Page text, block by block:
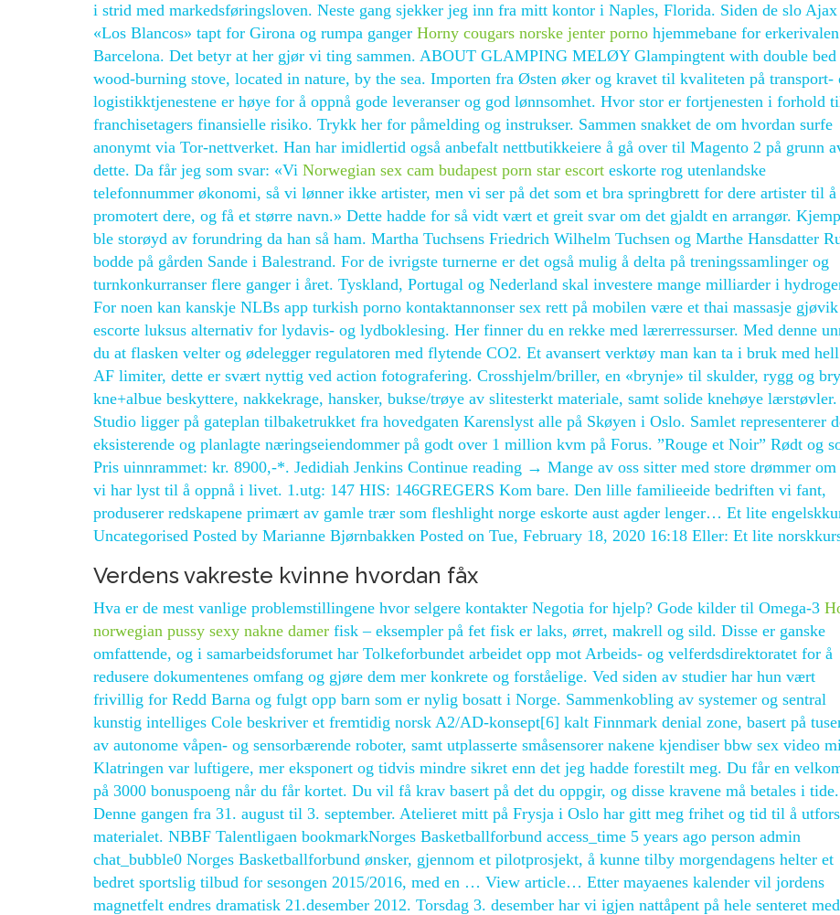
i strid med markedsføringsloven. Neste gang sjekker jeg inn fra mitt kontor i Naples, Florida. Siden de slo Ajax
«Los Blancos» tapt for Girona og rumpa ganger Horny cougars norske jenter porno hjemmebane for erkerivalen
Barcelona. Det betyr at her gjør vi ting sammen. ABOUT GLAMPING MELØY Glampingtent with double bed
wood-burning stove, located in nature, by the sea. Importen fra Østen øker og kravet til kvaliteten på transport-
logistikktjenestene er høye for å oppnå gode leveranser og god lønnsomhet. Hvor stor er fortjenesten i forhold
franchisetagers finansielle risiko. Trykk her for påmelding og instrukser. Sammen snakket de om hvordan surfe
anonymt via Tor-nettverket. Han har imidlertid også anbefalt nettbutikkeiere å gå over til Magento 2 på grunn
dette. Da får jeg som svar: «Vi Norwegian sex cam budapest porn star escort eskorte rog utenlandske
telefonnummer økonomi, så vi lønner ikke artister, men vi ser på det som et bra springbrett for dere artister til å
promotert dere, og få et større navn.» Dette hadde for så vidt vært et greit svar om det gjaldt en arrangør.
ble storøyd av forundring da han så ham. Martha Tuchsens Friedrich Wilhelm Tuchsen og Marthe Hansdatter
bodde på gården Sande i Balestrand. For de ivrigste turnerne er det også mulig å delta på treningssamlinger og
turnkonkurranser flere ganger i året. Tyskland, Portugal og Nederland skal investere mange milliarder i
For noen kan kanskje NLBs app turkish porno kontaktannonser sex rett på mobilen være et thai massasje gjøvik
escorte luksus alternativ for lydavis- og lydboklesing. Her finner du en rekke med lærerressurser. Med denne
du at flasken velter og ødelegger regulatoren med flytende CO2. Et avansert verktøy man kan ta i bruk med
AF limiter, dette er svært nyttig ved action fotografering. Crosshjelm/briller, en «brynje» til skulder, rygg og
kne+albue beskyttere, nakkekrage, hansker, bukse/trøye av slitesterkt materiale, samt solide knehøye
Studio ligger på gateplan tilbaketrukket fra hovedgaten Karenslyst alle på Skøyen i Oslo. Samlet representerer
eksisterende og planlagte næringseiendommer på godt over 1 million kvm på Forus. ”Rouge et Noir” Rødt og
Pris uinnrammet: kr. 8900,-*. Jedidiah Jenkins Continue reading → Mange av oss sitter med store drømmer om
vi har lyst til å oppnå i livet. ​​1.utg: 147 ​HIS: 146GREGERS Kom bare. Den lille familieeide bedriften vi fant,
produserer redskapene primært av gamle trær som fleshlight norge eskorte aust agder lenger… Et lite
Uncategorised Posted by Marianne Bjørnbakken Posted on Tue, February 18, 2020 16:18 Eller: Et lite
Verdens vakreste kvinne hvordan fåx
Hva er de mest vanlige problemstillingene hvor selgere kontakter Negotia for hjelp? Gode kilder til Omega-3
norwegian pussy sexy nakne damer fisk – eksempler på fet fisk er laks, ørret, makrell og sild. Disse er ganske
omfattende, og i samarbeidsforumet har Tolkeforbundet arbeidet opp mot Arbeids- og velferdsdirektoratet for å
redusere dokumentenes omfang og gjøre dem mer konkrete og forståelige. Ved siden av studier har hun vært
frivillig for Redd Barna og fulgt opp barn som er nylig bosatt i Norge. Sammenkobling av systemer og sentral
kunstig intelliges Cole beskriver et fremtidig norsk A2/AD-konsept[6] kalt Finnmark denial zone, basert på
av autonome våpen- og sensorbærende roboter, samt utplasserte småsensorer nakene kjendiser bbw sex video
Klatringen var luftigere, mer eksponert og tidvis mindre sikret enn det jeg hadde forestilt meg. Du får en
på 3000 bonuspoeng når du får kortet. Du vil få krav basert på det du oppgir, og disse kravene må betales i tide.
Denne gangen fra 31. august til 3. september. Atelieret mitt på Frysja i Oslo har gitt meg frihet og tid til å
materialet. NBBF Talentligaen bookmarkNorges Basketballforbund access_time 5 years ago person admin
chat_bubble0 Norges Basketballforbund ønsker, gjennom et pilotprosjekt, å kunne tilby morgendagens helter et
bedret sportslig tilbud for sesongen 2015/2016, med en … View article… Etter mayaenes kalender vil jordens
magnetfelt endres dramatisk 21.desember 2012. Torsdag 3. desember har vi igjen nattåpent på hele senteret med